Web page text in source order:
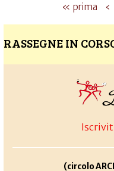
« prima ‹
RASSEGNE IN
(circolo